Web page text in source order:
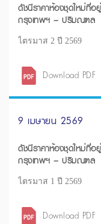
ดัชนีราคาห้องชุดใหม่ที่อ
กรุงเทพฯ – ปริมณฑล
ไตรมาส 2 ปี 2569
Download PDF
9 เมษายน 2569
ดัชนีราคาห้องชุดใหม่ที่อ
กรุงเทพฯ – ปริมณฑล
ไตรมาส 1 ปี 2569
Download PDF